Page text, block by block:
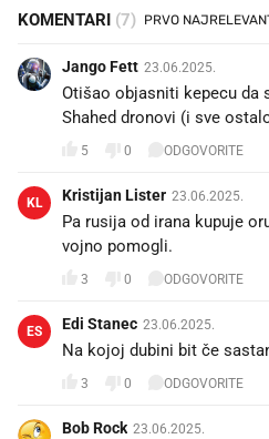
KOMENTARI (7)
Jango Fett 23.06.2025.
Otišao objasniti kepecu da
Shahed dronovi (i sve
5 0 ODGOVORITE
KL Kristijan Lister 23.06.2025.
Pa rusija od irana kupuje
vojno pomogli.
3 0 ODGOVORITE
ES Edi Stanec 23.06.2025.
Na kojoj dubini bit če
3 0 ODGOVORITE
Bob Rock 23.06.2025.